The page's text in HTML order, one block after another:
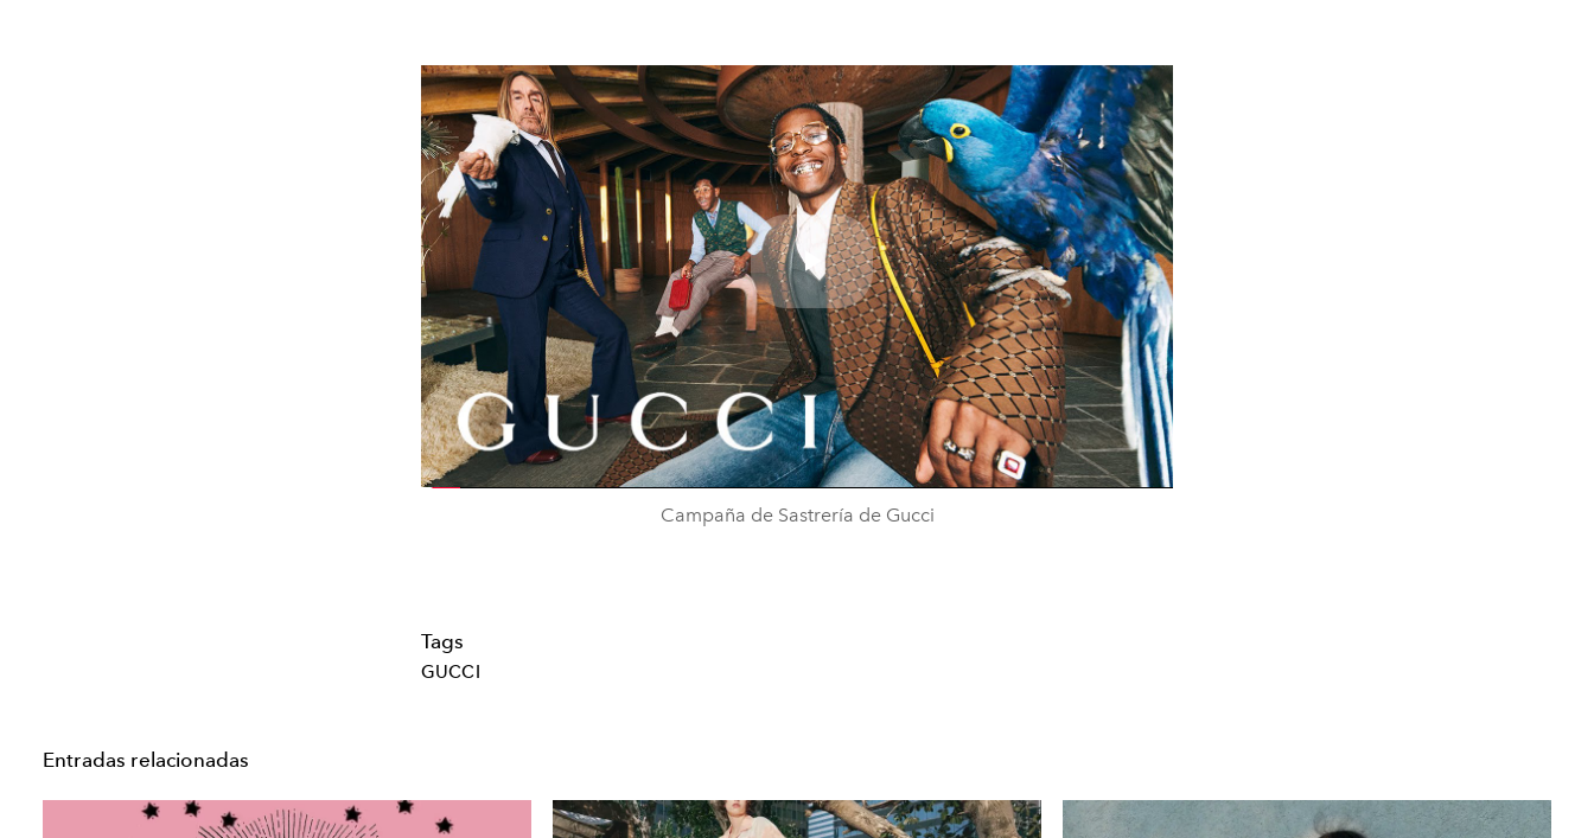
Play
Video
Campaña de Sastrería de Gucci
Tags
GUCCI
Entradas relacionadas